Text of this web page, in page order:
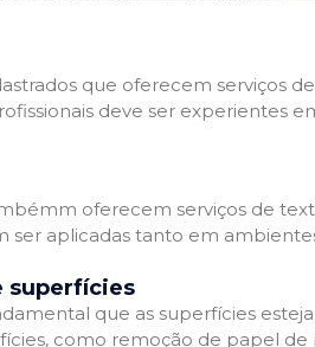
que oferecem serviços
deve ser experientes
oferecem serviços de
ser aplicadas tanto em
superfícies
que as superfícies
como remoção de papel